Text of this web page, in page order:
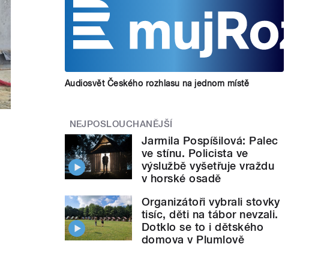
Audiosvět Českého rozhlasu na jednom místě
NEJPOSLOUCHANĚJŠÍ
Jarmila Pospíšilová: Palec
ve stínu. Policista ve
výslužbě vyšetřuje vraždu
v horské osadě
Organizátoři vybrali stovky
tisíc, děti na tábor nevzali.
Dotklo se to i dětského
domova v Plumlově